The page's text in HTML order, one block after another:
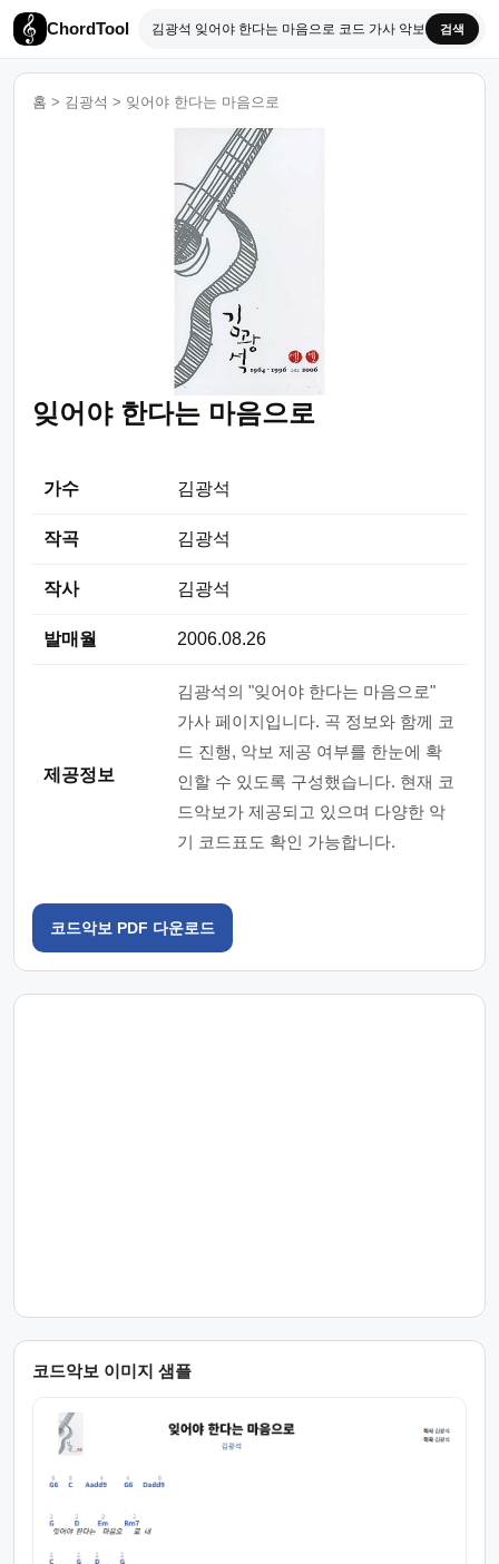
ChordTool 검색
홈 > 김광석 > 잊어야 한다는 마음으로
잊어야 한다는 마음으로
가수 김광석
작곡 김광석
작사 김광석
발매월 2006.08.26
제공정보
김광석의 "잊어야 한다는 마음으로"
가사 페이지입니다. 곡 정보와 함께 코
드 진행, 악보 제공 여부를 한눈에 확
인할 수 있도록 구성했습니다. 현재 코
드악보가 제공되고 있으며 다양한 악
기 코드표도 확인 가능합니다.
코드악보 PDF 다운로드
코드악보 이미지 샘플